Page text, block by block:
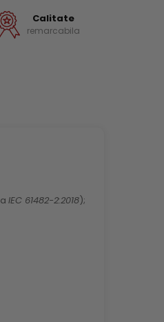
Calitate
remarcabila
IEC 61482-2:2018);